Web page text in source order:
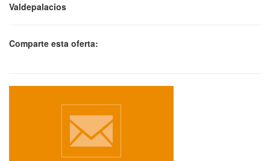
Valdepalacios
Comparte esta oferta: